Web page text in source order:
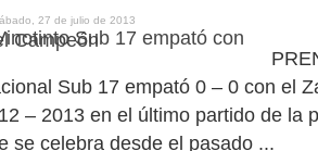
27 de julio de 2013
Sub 17 empató 0 – 0 con el
– 2013 en el último partido de la
se celebra desde el pasado ...